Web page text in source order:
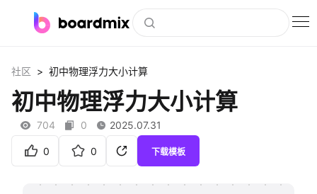
社区资源
下载
社区 > 初中物理浮力大小计算
初中物理浮力大小计算
704 0 2025.07.31
0 0 下载模板